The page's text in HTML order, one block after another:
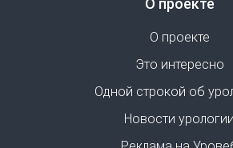
О проекте
О проекте
Это интересно
Одной строкой об
Новости урологии